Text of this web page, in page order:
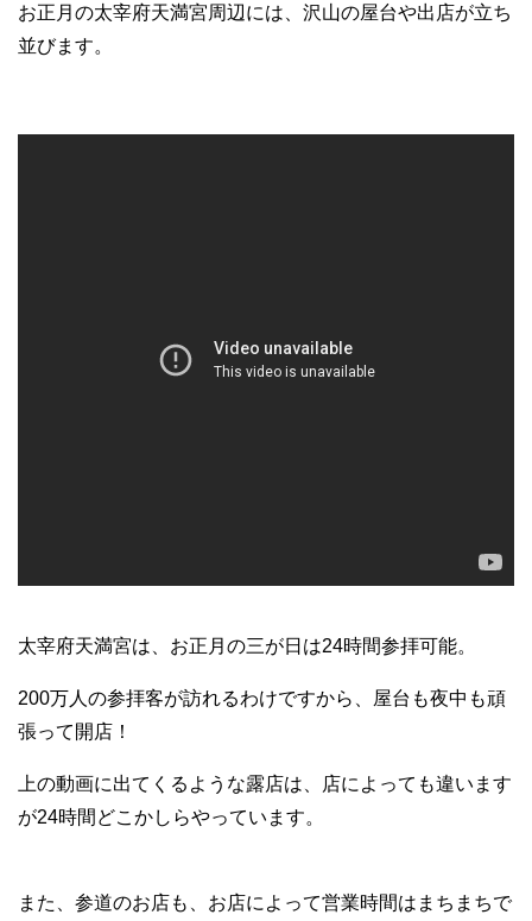
お正月の太宰府天満宮周辺には、沢山の屋台や出店が立ち
並びます。
太宰府天満宮は、お正月の三が日は24時間参拝可能。
200万人の参拝客が訪れるわけですから、屋台も夜中も頑
張って開店！
上の動画に出てくるような露店は、店によっても違います
が24時間どこかしらやっています。
また、参道のお店も、お店によって営業時間はまちまちで